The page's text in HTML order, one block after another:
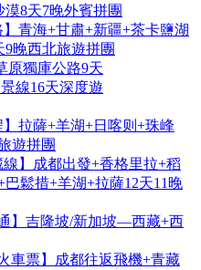
8天7晚外賓拼團
青海+甘肅+新疆+茶卡鹽湖
9晚西北旅遊拼團
原獨庫公路9天
線16天深度遊
拉薩+羊湖+日喀则+珠峰
遊拼團
線】成都出發+香格里拉+稻
鬆措+羊湖+拉薩12天11晚
】吉隆坡/新加坡—西藏+西
車票】成都往返飛機+青藏